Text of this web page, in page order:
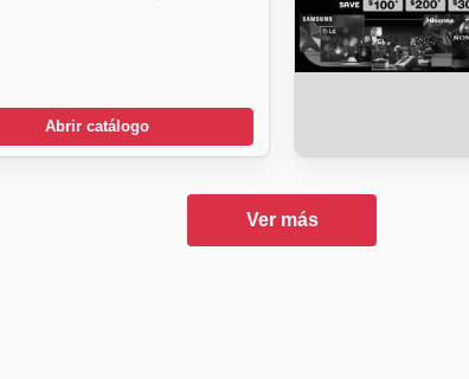
Abrir catálogo
Ver más